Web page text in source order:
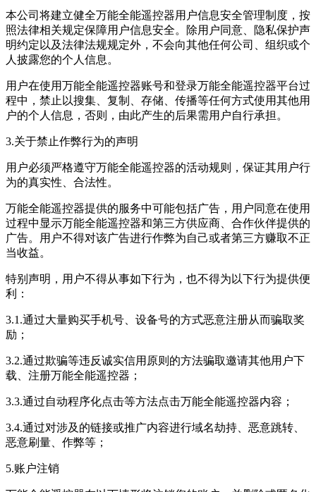
本公司将建立健全万能全能遥控器用户信息安全管理制度，按
照法律相关规定保障用户信息安全。除用户同意、隐私保护声
明约定以及法律法规规定外，不会向其他任何公司、组织或个
人披露您的个人信息。
用户在使用万能全能遥控器账号和登录万能全能遥控器平台过
程中，禁止以搜集、复制、存储、传播等任何方式使用其他用
户的个人信息，否则，由此产生的后果需用户自行承担。
3.关于禁止作弊行为的声明
用户必须严格遵守万能全能遥控器的活动规则，保证其用户行
为的真实性、合法性。
万能全能遥控器提供的服务中可能包括广告，用户同意在使用
过程中显示万能全能遥控器和第三方供应商、合作伙伴提供的
广告。用户不得对该广告进行作弊为自己或者第三方赚取不正
当收益。
特别声明，用户不得从事如下行为，也不得为以下行为提供便
利：
3.1.通过大量购买手机号、设备号的方式恶意注册从而骗取奖
励；
3.2.通过欺骗等违反诚实信用原则的方法骗取邀请其他用户下
载、注册万能全能遥控器；
3.3.通过自动程序化点击等方法点击万能全能遥控器内容；
3.4.通过对涉及的链接或推广内容进行域名劫持、恶意跳转、
恶意刷量、作弊等；
5.账户注销